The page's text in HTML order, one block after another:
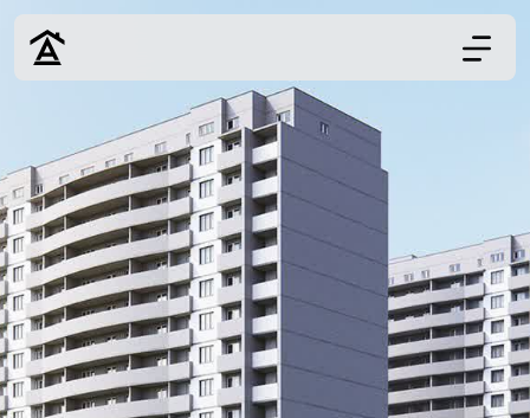
Дизайн
Ремонт
Цены
Наши работы
О нас
Контакты
г. Краснодар
8 (861) 945-12-